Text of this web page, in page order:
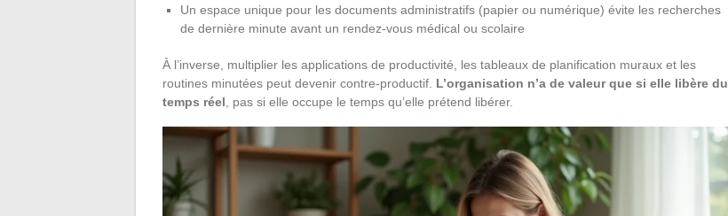
Un espace unique pour les documents administratifs (papier ou numérique) évite les recherches
de dernière minute avant un rendez-vous médical ou scolaire
À l’inverse, multiplier les applications de productivité, les tableaux de planification muraux et les
routines minutées peut devenir contre-productif. L’organisation n’a de valeur que si elle libère du
temps réel, pas si elle occupe le temps qu’elle prétend libérer.